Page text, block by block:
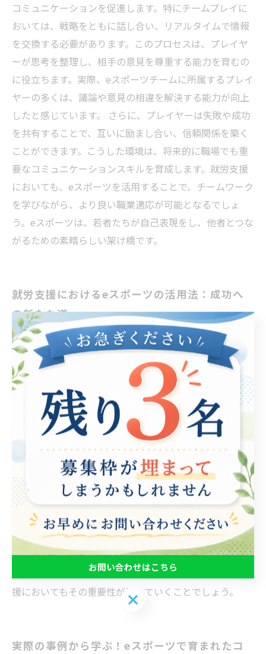
コミュニケーションを促進します。特にチームプレイに
おいては、戦略をともに話し合い、リアルタイムで情報
を交換する必要があります。このプロセスは、プレイヤ
ーが思考を整理し、相手の意見を尊重する能力を育むの
に役立ちます。実際、eスポーツチームに所属するプレイ
ヤーの多くは、議論や意見の相違を解決する能力が向上
したと感じています。 さらに、プレイヤーは失敗や成功
を共有することで、互いに励まし合い、信頼関係を築く
ことができます。こうした環境は、将来的に職場でも重
要なコミュニケーションスキルを育成します。就労支援
においても、eスポーツを活用することで、チームワーク
を学びながら、より良い職業適応が可能となるでしょ
う。eスポーツは、若者たちが自己表現をし、他者とつな
がるための素晴らしい架け橋です。
就労支援におけるeスポーツの活用法：成功へ
の新たな道
eスポーツは、ただのゲームという枠を超え、若者や就
労支援に携わる人々にとって、重要なコミュニケーショ
ン能力を育む場となっています。特にチーム戦が求めら
れるeスポーツでは、プレイヤー同士が戦略を共有し、
意見を交わしながら協力して目標を達成する必要があり
ます。このプロセスを通じて、リアルタイムでのコミュ
ニケーション力や問題解決能力が自然に鍛えられます。
具体的な事例としては、就労支援プログラムにおいてe
スポーツのトレーニングを取り入れることで、参加者が
もたらす個々の意見を尊重し合い、共通の目標に向かっ
て協力する姿が見受けられます。これにより、自己表現
が促進され、対人スキルが向上することが期待されま
す。 eスポーツは、趣味やコミュニケーションを通じて
成長することができる新たな手段として、今後の就労支
援においてもその重要性が増していくことでしょう。
実際の事例から学ぶ！eスポーツで育まれたコ
お問い合わせはこちら
お問い合わせはこちら